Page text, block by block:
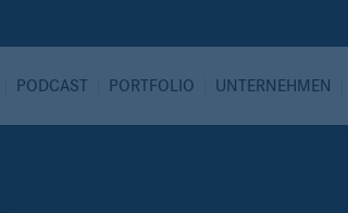
PODCAST PORTFOLIO UNTERNEHMEN